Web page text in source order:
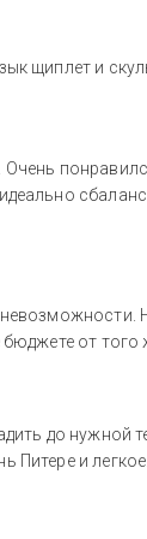
щиплет и
от
до нужной
и